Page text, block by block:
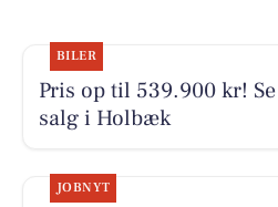
BILER
Pris op til 539.900 kr!
salg i Holbæk
JOBNYT